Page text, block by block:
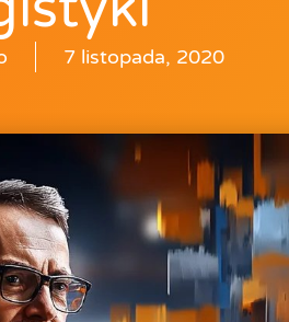
7 listopada, 2020